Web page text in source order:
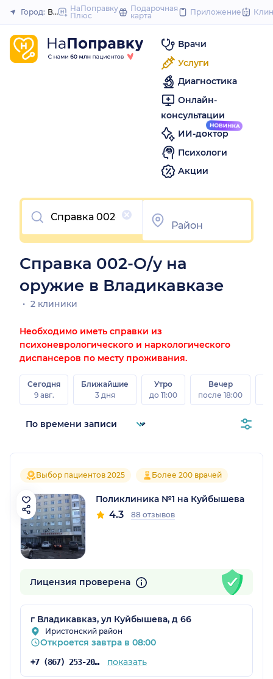
to
Закрыть
Город: Владикавказ
НаПоправку
Плюс
Подарочная
карта
Приложение
Врачи
Услуги
Диагностика
Онлайн-
консультации
ИИ-доктор
Психологи
Акции
Очистить
Справка 002-О/у на
оружие в Владикавказе
2 клиники
Необходимо иметь справки из
психоневрологического и наркологического
диспансеров по месту проживания.
Сегодня
9 авг.
Ближайшие
3 дня
Утро
до 11:00
Вечер
после 18:00
Выбор пациентов 2025 Более 200 врачей
Поликлиника №1 на Куйбышева
4.3 88 отзывов
Лицензия проверена
г Владикавказ, ул Куйбышева, д 66
Иристонский район
Откроется завтра в 08:00
+7 (867) 253-20-54 показать